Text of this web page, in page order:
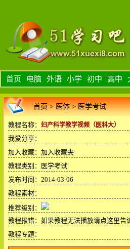
首页 电脑 外语 小学 初中 高中
首页>医体>医学考试
教程名称： 妇产科学教学视频（医科大）
我爱分享：
加入收藏： 加入收藏夹
教程类别：医学考试
发布时间：2014-03-06
教程素材：
推荐级别：
教程报错： 如果教程无法播放请点这里告
教程专题：